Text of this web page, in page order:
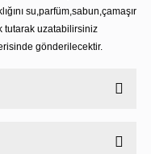
su,parfüm,sabun,çamaşır
tutarak uzatabilirsiniz
gönderilecektir.